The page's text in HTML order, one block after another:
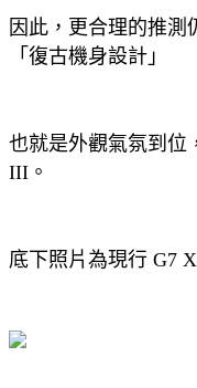
因此，更合理的推測
「復古機身設計」
也就是外觀氣氛到位
III。
底下照片為現行 G7